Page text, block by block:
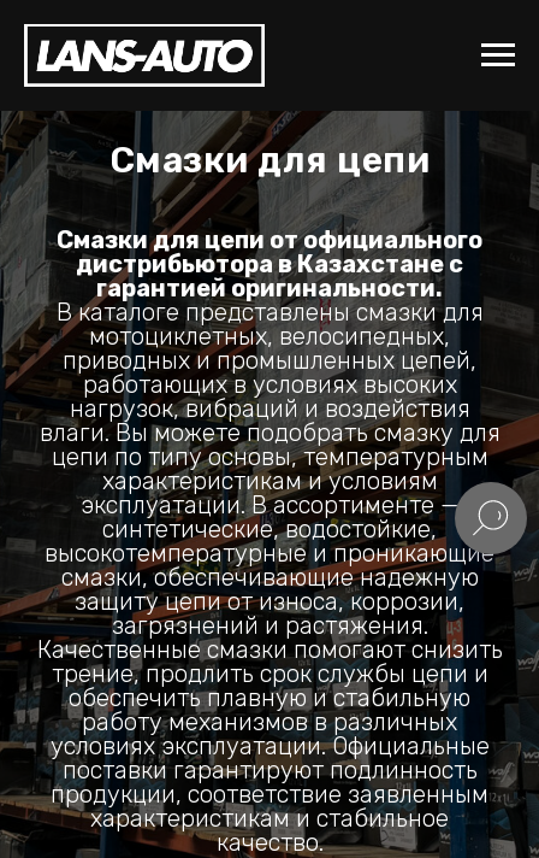
Смазки для цепи
Смазки для цепи от официального
дистрибьютора в Казахстане с
гарантией оригинальности.
В каталоге представлены смазки для
мотоциклетных, велосипедных,
приводных и промышленных цепей,
работающих в условиях высоких
нагрузок, вибраций и воздействия
влаги. Вы можете подобрать смазку для
цепи по типу основы, температурным
характеристикам и условиям
эксплуатации. В ассортименте —
синтетические, водостойкие,
высокотемпературные и проникающие
смазки, обеспечивающие надежную
защиту цепи от износа, коррозии,
загрязнений и растяжения.
Качественные смазки помогают снизить
трение, продлить срок службы цепи и
обеспечить плавную и стабильную
работу механизмов в различных
условиях эксплуатации. Официальные
поставки гарантируют подлинность
продукции, соответствие заявленным
характеристикам и стабильное
качество.